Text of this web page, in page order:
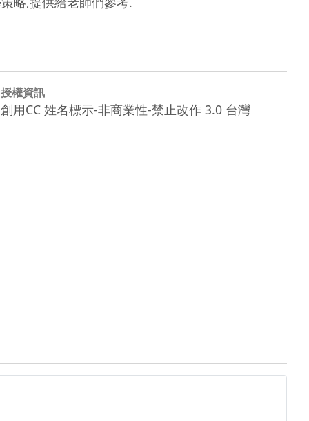
授權資訊
創用CC 姓名標示-非商業性-禁止改作 3.0 台灣